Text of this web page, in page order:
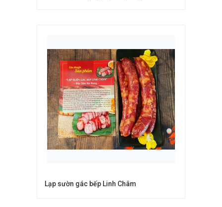
Lạp sườn gác bếp Linh Châm